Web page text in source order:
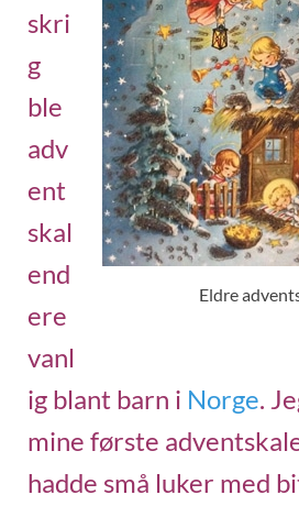
Eldre
skri
g
ble
adv
ent
skal
end
ere
vanl
ig blant barn i Norge.
mine første
hadde små luker med